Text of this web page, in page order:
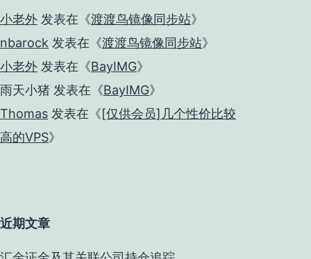
小老外 发表在《渡渡鸟镜像同步站》
nbarock 发表在《渡渡鸟镜像同步站》
小老外 发表在《BayIMG》
雨天小猪 发表在《BayIMG》
Thomas 发表在《[仅供会员]几个性价比较
高的VPS》
近期文章